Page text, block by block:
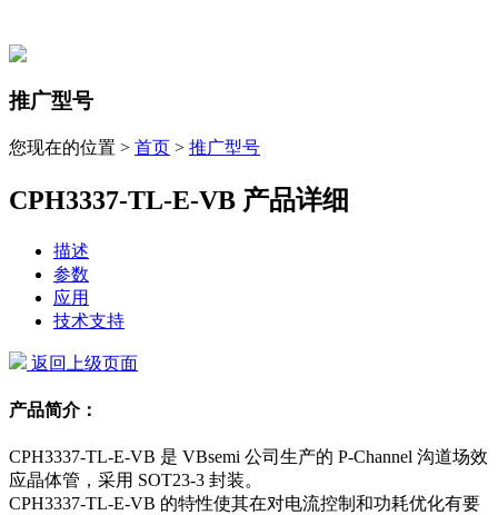
推广型号
您现在的位置 > 首页 > 推广型号
CPH3337-TL-E-VB 产品详细
描述
参数
应用
技术支持
返回上级页面
产品简介：
CPH3337-TL-E-VB 是 VBsemi 公司生产的 P-Channel 沟道场效
应晶体管，采用 SOT23-3 封装。
CPH3337-TL-E-VB 的特性使其在对电流控制和功耗优化有要